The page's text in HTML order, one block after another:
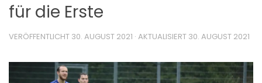
für die Erste
VERÖFFENTLICHT 30. AUGUST 2021 · AKTUALISIERT 30. AUGUST 2021